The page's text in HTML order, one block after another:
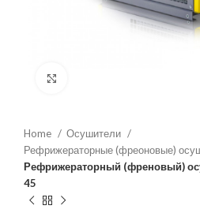
Home
Осушители
Рефрижераторные (фреоновые)
Рефрижераторный (френовый)
45